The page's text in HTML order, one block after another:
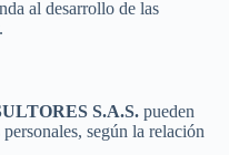
al desarrollo de las
S.A.S. pueden
según la relación